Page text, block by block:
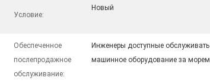
Условие:
Новый
Обеспеченное
послепродажное
обслуживание:
Инженеры доступные обслуживать
машинное оборудование за морем